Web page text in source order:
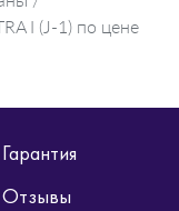
I (J-1) по цене
Гарантия
Отзывы